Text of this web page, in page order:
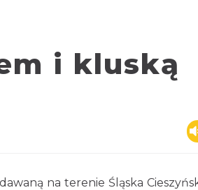
i kluską
na terenie Śląska